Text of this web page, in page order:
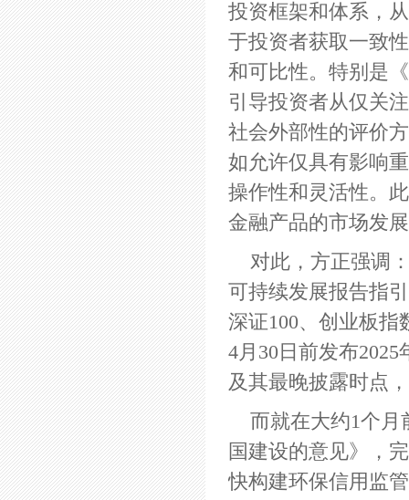
投资框架和体系，
于投资者获取一致
和可比性。特别是
引导投资者从仅关
社会外部性的评价
如允许仅具有影响
操作性和灵活性。
金融产品的市场发
对此，方正强调
可持续发展报告指
深证100、创业板指
4月30日前发布
及其最晚披露时点
而就在大约1个月
国建设的意见》，
快构建环保信用监